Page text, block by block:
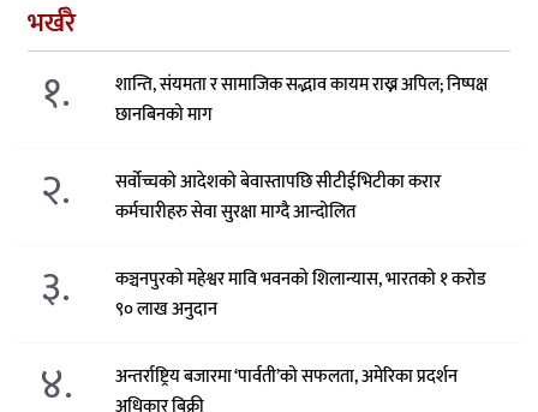
भर्खरै
१.
शान्ति, संयमता र सामाजिक सद्भाव कायम राख्न अपिल; निष्पक्ष
छानबिनको माग
२.
सर्वोच्चको आदेशको बेवास्तापछि सीटीईभिटीका करार
कर्मचारीहरु सेवा सुरक्षा माग्दै आन्दोलित
३.
कञ्चनपुरको महेश्वर मावि भवनको शिलान्यास, भारतको १ करोड
९० लाख अनुदान
४.
अन्तर्राष्ट्रिय बजारमा ‘पार्वती’को सफलता, अमेरिका प्रदर्शन